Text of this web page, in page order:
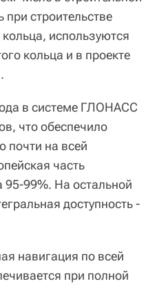
строительстве
используются
кольца и в проекте
в системе ГЛОНАСС
что обеспечило
почти на всей
часть
95-99%. На остальной
доступность -
навигация по всей
при полной